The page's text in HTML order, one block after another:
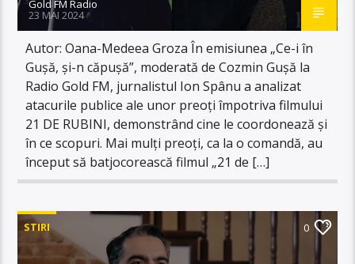
Gold FM Radio
23 MAI 2024
Autor: Oana-Medeea Groza În emisiunea „Ce-i în
Gușă, și-n căpușă”, moderată de Cozmin Gușă la
Radio Gold FM, jurnalistul Ion Spânu a analizat
atacurile publice ale unor preoți împotriva filmului
21 DE RUBINI, demonstrând cine le coordonează și
în ce scopuri. Mai mulți preoți, ca la o comandă, au
început să batjocorească filmul „21 de […]
STIRI 0